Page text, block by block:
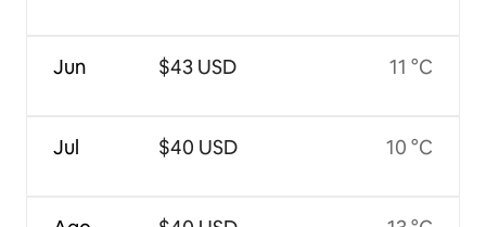
Jun
Jul
$43 USD
$40 USD
11 °C
10 °C